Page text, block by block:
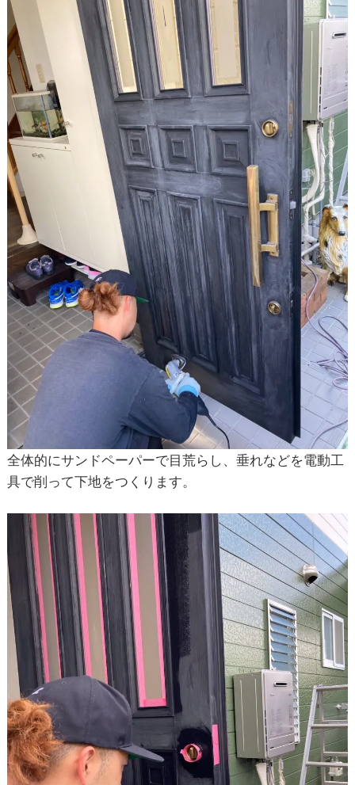
全体的にサンドペーパーで目荒らし、垂れなどを電動工
具で削って下地をつくります。